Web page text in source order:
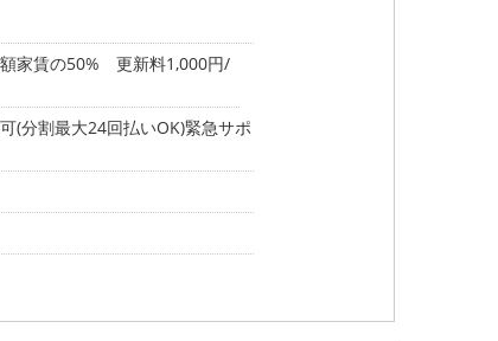
家賃の50% 更新料1,000円/
(分割最大24回払いOK)緊急サポ